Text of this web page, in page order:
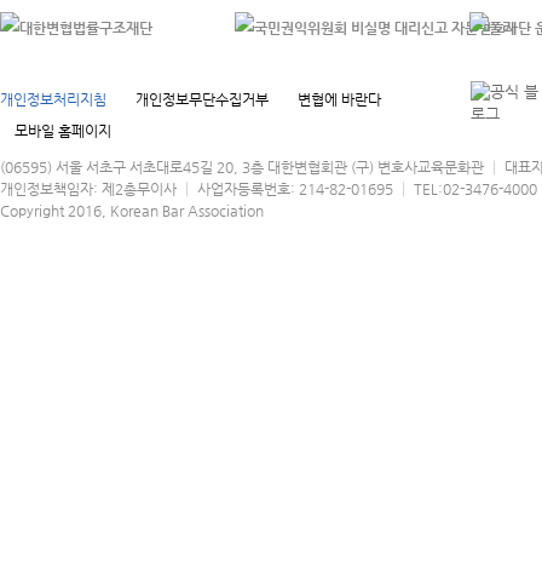
개인정보처리지침 개인정보무단수집거부
변협에 바란다
모바일 홈페이지
(06595) 서울 서초구 서초대로45길 20, 3층 대한변협회관 (구) 변호사교육문화관 │ 대표
개인정보책임자: 제2총무이사 │ 사업자등록번호: 214-82-01695 │ TEL:02-3476-
Copyright 2016, Korean Bar Association